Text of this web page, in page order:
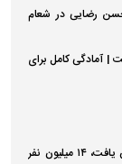
رضایی در شعام
آمادگی کامل برای
هشدار دبیر ستاد ملی جمعیت: ولادت ۸.۹ درصد کاهش یافت، ۱۴ میلیون نفر